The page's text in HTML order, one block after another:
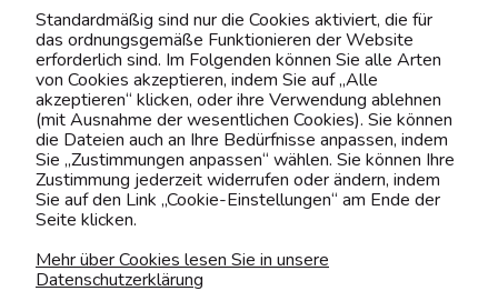
Kontaktiere uns!
0151 12200811
shop@yourhouse24.eu
Mo. - Fr. 07:00-15:00
Standardmäßig sind nur die Cookies aktiviert, die für
das ordnungsgemäße Funktionieren der Website
erforderlich sind. Im Folgenden können Sie alle Arten
von Cookies akzeptieren, indem Sie auf „Alle
akzeptieren“ klicken, oder ihre Verwendung ablehnen
(mit Ausnahme der wesentlichen Cookies). Sie können
die Dateien auch an Ihre Bedürfnisse anpassen, indem
Sie „Zustimmungen anpassen“ wählen. Sie können Ihre
Zustimmung jederzeit widerrufen oder ändern, indem
Sie auf den Link „Cookie-Einstellungen“ am Ende der
Seite klicken.
Mehr über Cookies lesen Sie in unsere
Datenschutzerklärung